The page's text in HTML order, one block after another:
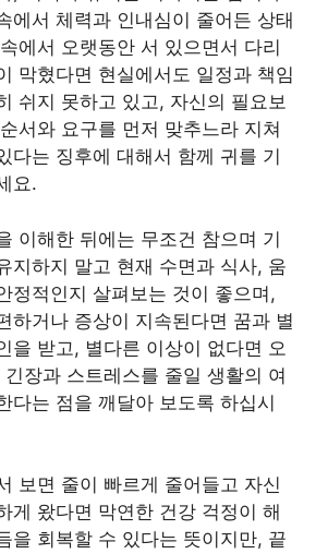
에서 체력과 인내심이 줄어든 상태
에서 오랫동안 서 있으면서 다리
막혔다면 현실에서도 일정과 책임
쉬지 못하고 있고, 자신의 필요보
서와 요구를 먼저 맞추느라 지쳐
다는 징후에 대해서 함께 귀를 기
요.
이해한 뒤에는 무조건 참으며 기
지하지 말고 현재 수면과 식사, 움
정적인지 살펴보는 것이 좋으며,
하거나 증상이 지속된다면 꿈과 별
을 받고, 별다른 이상이 없다면 오
장과 스트레스를 줄일 생활의 여
다는 점을 깨달아 보도록 하십시
보면 줄이 빠르게 줄어들고 자신
게 왔다면 막연한 건강 걱정이 해
을 회복할 수 있다는 뜻이지만, 끝